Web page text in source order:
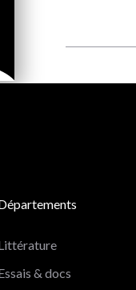
& docs